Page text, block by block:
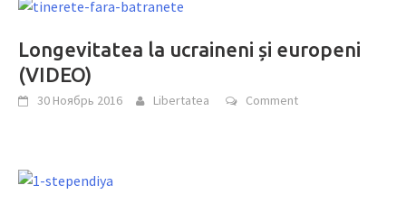
Longevitatea la ucraineni și europeni
(VIDEO)
30 Ноябрь 2016 Libertatea Comment